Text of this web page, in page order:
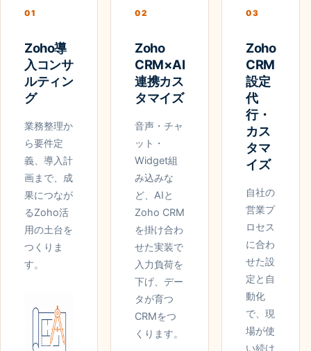
01
Zoho導
入コンサ
ルティン
グ
業務整理か
ら要件定
義、導入計
画まで、成
果につなが
るZoho活
用の土台を
つくりま
す。
02
Zoho
CRM×AI
連携カス
タマイズ
音声・チャ
ット・
Widget組
み込みな
ど、AIと
Zoho CRM
を掛け合わ
せた実装で
入力負荷を
下げ、デー
タが育つ
CRMをつ
くります。
03
Zoho
CRM
設定
代
行・
カス
タマ
イズ
自社の
営業プ
ロセス
に合わ
せた設
定と自
動化
で、現
場が使
い続け